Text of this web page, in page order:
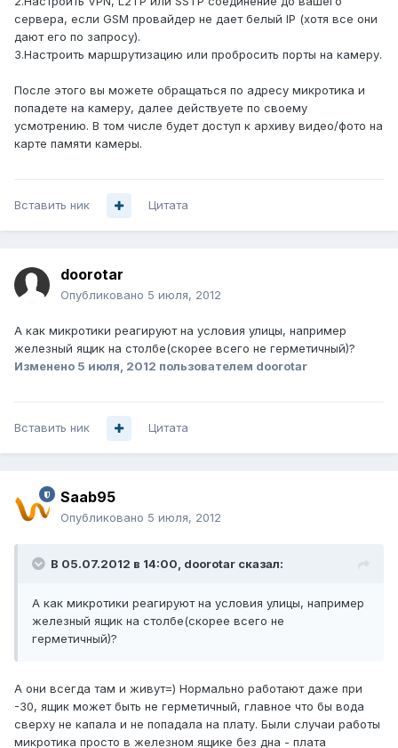
сервера, если GSM провайдер не дает белый IP (хотя все они
дают его по запросу).
3.Настроить маршрутизацию или пробросить порты на камеру.
После этого вы можете обращаться по адресу микротика и
попадете на камеру, далее действуете по своему
усмотрению. В том числе будет доступ к архиву видео/фото на
карте памяти камеры.
Вставить ник Цитата
doorotar
Опубликовано 5 июля, 2012
А как микротики реагируют на условия улицы, например
железный ящик на столбе(скорее всего не герметичный)?
Изменено 5 июля, 2012 пользователем doorotar
Вставить ник Цитата
Saab95
Опубликовано 5 июля, 2012
В 05.07.2012 в 14:00, doorotar сказал:
А как микротики реагируют на условия улицы, например
железный ящик на столбе(скорее всего не
герметичный)?
А они всегда там и живут=) Нормально работают даже при
-30, ящик может быть не герметичный, главное что бы вода
сверху не капала и не попадала на плату. Были случаи работы
микротика просто в железном ящике без дна - плата